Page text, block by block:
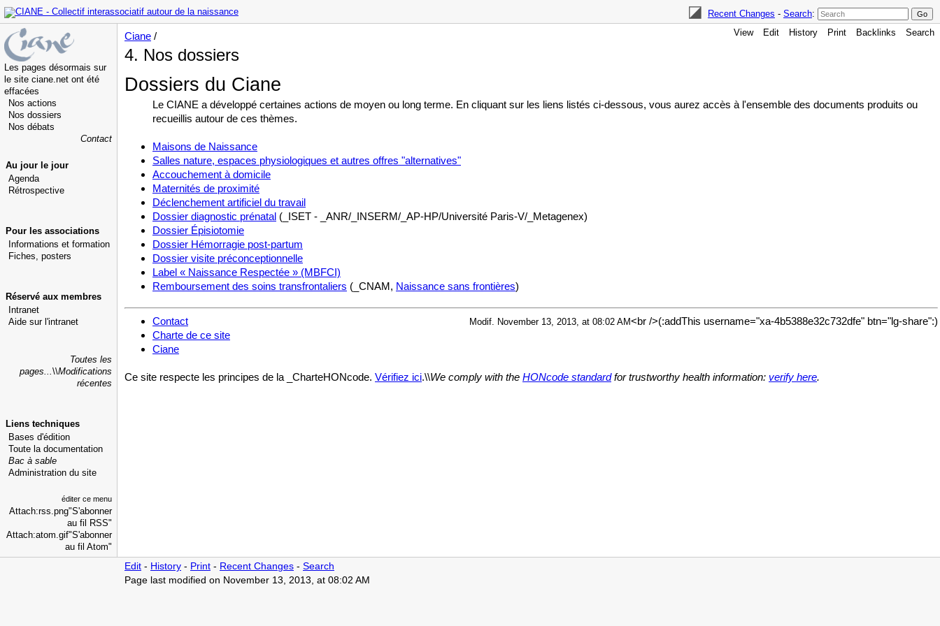
Recent Changes - Search:
Les pages désormais sur
le site ciane.net ont été
effacées
Nos actions
Nos dossiers
Nos débats
Contact
Au jour le jour
Agenda
Rétrospective
Pour les associations
Informations et formation
Fiches, posters
Réservé aux membres
Intranet
Aide sur l'intranet
Toutes les
pages
\\Modifications
récentes
Liens techniques
Bases d'édition
Toute la documentation
Bac à sable
Administration du site
éditer ce menu
Attach:rss.png"S'abonner
au fil RSS"
Attach:atom.gif"S'abonner
au fil Atom"
View Edit History Print Backlinks Search
Ciane /
4. Nos dossiers
Dossiers du Ciane
Le CIANE a développé certaines actions de moyen ou long terme. En cliquant sur les liens listés ci-dessous, vous aurez accès à l'ensemble des documents produits ou
recueillis autour de ces thèmes.
Maisons de Naissance
Salles nature, espaces physiologiques et autres offres "alternatives"
Accouchement à domicile
Maternités de proximité
Déclenchement artificiel du travail
Dossier diagnostic prénatal (_ISET - _ANR/_INSERM/_AP-HP/Université Paris-V/_Metagenex)
Dossier Épisiotomie
Dossier Hémorragie post-partum
Dossier visite préconceptionnelle
Label « Naissance Respectée » (MBFCI)
Remboursement des soins transfrontaliers (_CNAM, Naissance sans frontières)
Modif. November 13, 2013, at 08:02 AM<br />(:addThis username="xa-4b5388e32c732dfe" btn="lg-share":)
Contact
Charte de ce site
Ciane
Ce site respecte les principes de la _CharteHONcode. Vérifiez ici.\\We comply with the HONcode standardfor trustworthy health information: verify here.
Edit - History - Print - Recent Changes - Search
Page last modified on November 13, 2013, at 08:02 AM